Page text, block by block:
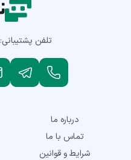
تلفن پشتیبانی:
درباره ما
تماس با ما
شرایط و قوانین